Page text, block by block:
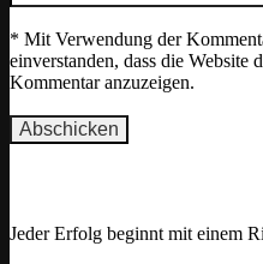
* Mit Verwendung der
einverstanden, dass die Website
Kommentar anzuzeigen.
Jeder Erfolg beginnt mit einem